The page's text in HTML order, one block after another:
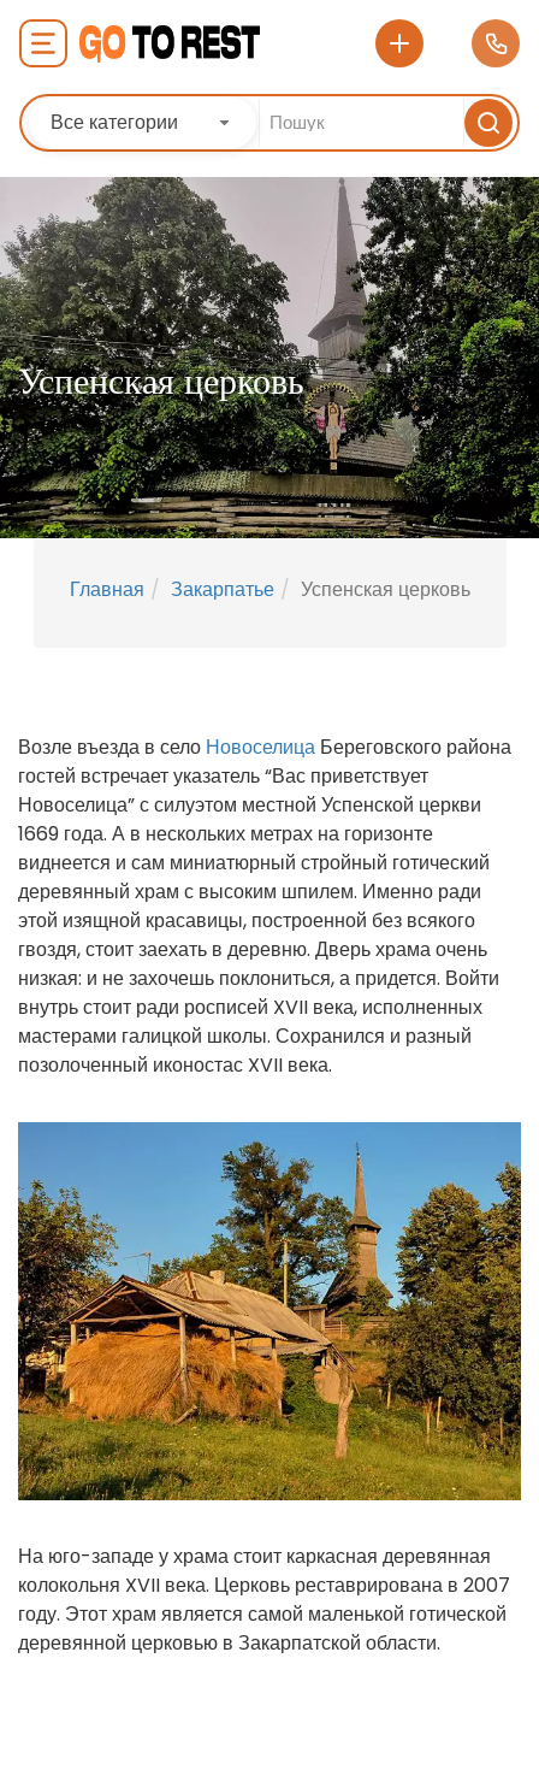
Все категории
Успенская церковь
Главная Закарпатье Успенская церковь
Возле въезда в село Новоселица Береговского района
гостей встречает указатель “Вас приветствует
Новоселица” с силуэтом местной Успенской церкви
1669 года. А в нескольких метрах на горизонте
виднеется и сам миниатюрный стройный готический
деревянный храм с высоким шпилем. Именно ради
этой изящной красавицы, построенной без всякого
гвоздя, стоит заехать в деревню. Дверь храма очень
низкая: и не захочешь поклониться, а придется. Войти
внутрь стоит ради росписей XVII века, исполненных
мастерами галицкой школы. Сохранился и разный
позолоченный иконостас XVII века.
На юго-западе у храма стоит каркасная деревянная
колокольня XVII века. Церковь реставрирована в 2007
году. Этот храм является самой маленькой готической
деревянной церковью в Закарпатской области.